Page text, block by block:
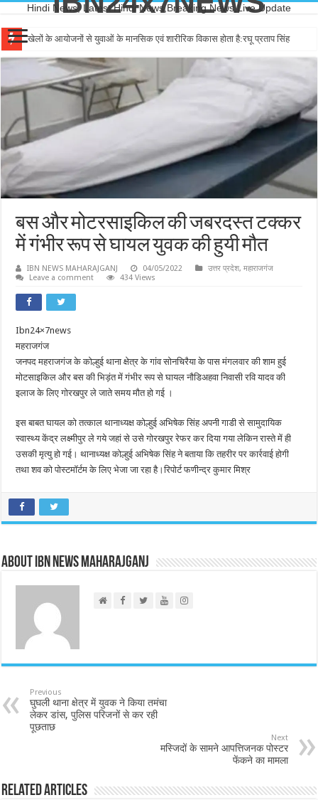
Hindi News, Latest Hindi News,Breaking News,Live Update
खेलों के आयोजनों से युवाओं के मानसिक एवं शारीरिक विकास होता है:रघू प्रताप सिंह
बस और मोटरसाइकिल की जबरदस्त टक्कर
में गंभीर रूप से घायल युवक की हुयी मौत
IBN NEWS MAHARAJGANJ 04/05/2022 उत्तर प्रदेश,महाराजगंज
Leave a comment
434 Views
Ibn24×7news
महराजगंज
जनपद महराजगंज के कोल्हुई थाना क्षेत्र के गांव सोनचिरैया के पास मंगलवार की शाम हुई
मोटसाइकिल और बस की भिड़ंत में गंभीर रूप से घायल नौडिअहवा निवासी रवि यादव की
इलाज के लिए गोरखपुर ले जाते समय मौत हो गई ।
इस बाबत घायल को तत्काल थानाध्यक्ष कोल्हुई अभिषेक सिंह अपनी गाडी से सामुदायिक
स्वास्थ्य केंद्र लक्ष्मीपुर ले गये जहां से उसे गोरखपुर रेफर कर दिया गया लेकिन रास्ते में ही
उसकी मृत्यु हो गई। थानाध्यक्ष कोल्हुई अभिषेक सिंह ने बताया कि तहरीर पर कार्रवाई होगी
तथा शव को पोस्टमॉर्टम के लिए भेजा जा रहा है।रिपोर्ट फणीन्द्र कुमार मिश्र
About IBN NEWS MAHARAJGANJ
Previous
घुघली थाना क्षेत्र में युवक ने किया तमंचा
लेकर डांस, पुलिस परिजनों से कर रही
पूछताछ
Next
मस्जिदों के सामने आपत्तिजनक पोस्टर
फेंकने का मामला
Related Articles